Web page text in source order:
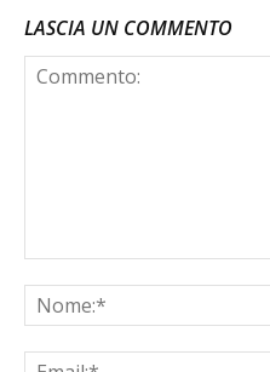
LASCIA UN COMMENTO